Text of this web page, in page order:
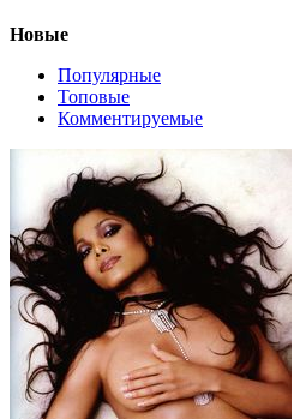
Новые
Популярные
Топовые
Комментируемые